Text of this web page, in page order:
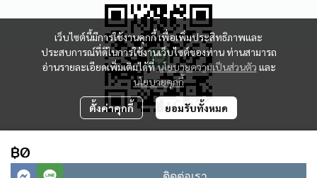
฿0
เว็บไซต์นี้มีการใช้งานคุกกี้ เพื่อเพิ่มประสิทธิภาพและ
ประสบการณ์ที่ดีในการใช้งานเว็บไซต์ของท่าน ท่านสามารถ
อ่านรายละเอียดเพิ่มเติมได้ที่นโยบายความเป็นส่วนตัว และ
นโยบายคุกกี้
ตั้งค่าคุกกี้ ยอมรับทั้งหมด
ผู้เข้าชมวันนี้491